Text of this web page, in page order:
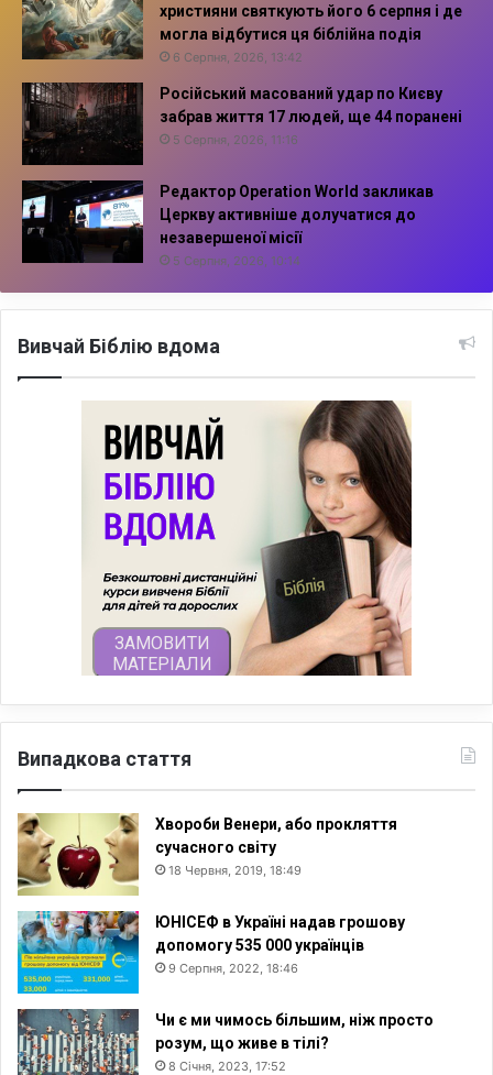
християни святкують його 6 серпня і де
могла відбутися ця біблійна подія
6 Серпня, 2026, 13:42
Російський масований удар по Києву
забрав життя 17 людей, ще 44 поранені
5 Серпня, 2026, 11:16
Редактор Operation World закликав
Церкву активніше долучатися до
незавершеної місії
5 Серпня, 2026, 10:14
Вивчай Біблію вдома
Випадкова стаття
Хвороби Венери, або прокляття
сучасного світу
18 Червня, 2019, 18:49
ЮНІСЕФ в Україні надав грошову
допомогу 535 000 українців
9 Серпня, 2022, 18:46
Чи є ми чимось більшим, ніж просто
розум, що живе в тілі?
8 Січня, 2023, 17:52